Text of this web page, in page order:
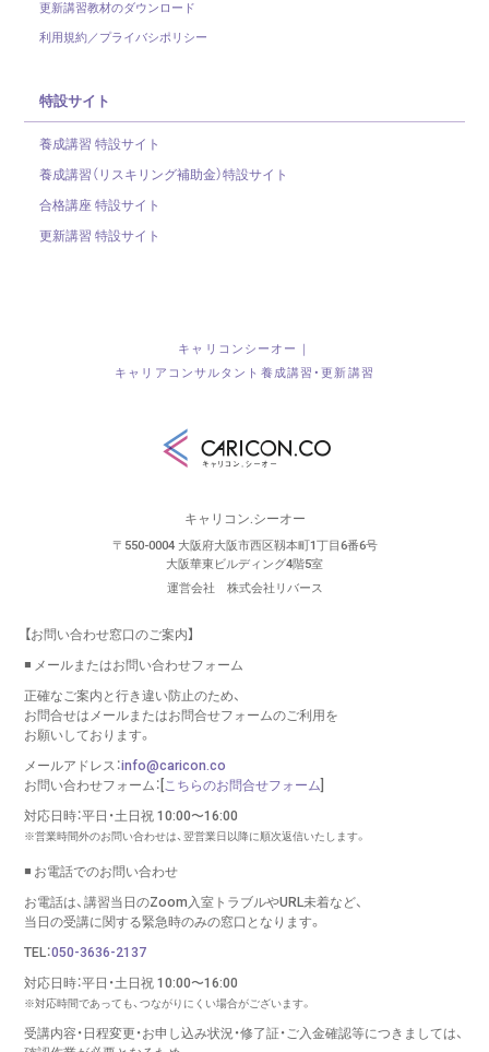
更新講習教材のダウンロード
利用規約／プライバシポリシー
特設サイト
養成講習 特設サイト
養成講習（リスキリング補助金）特設サイト
合格講座 特設サイト
更新講習 特設サイト
キャリコンシーオー｜
キャリアコンサルタント養成講習・更新講習
キャリコン.シーオー
〒550-0004 大阪府大阪市西区靱本町1丁目6番6号
大阪華東ビルディング4階5室
運営会社 株式会社リバース
【お問い合わせ窓口のご案内】
◾️ メールまたはお問い合わせフォーム
正確なご案内と行き違い防止のため、
お問合せはメールまたはお問合せフォームのご利用を
お願いしております。
メールアドレス：info@caricon.co
お問い合わせフォーム：[こちらのお問合せフォーム]
対応日時：平日・土日祝 10:00〜16:00
※営業時間外のお問い合わせは、翌営業日以降に順次返信いたします。
◾️ お電話でのお問い合わせ
お電話は、講習当日のZoom入室トラブルやURL未着など、
当日の受講に関する緊急時のみの窓口となります。
TEL：050-3636-2137
対応日時：平日・土日祝 10:00〜16:00
※対応時間であっても、つながりにくい場合がございます。
受講内容・日程変更・お申し込み状況・修了証・ご入金確認等につきましては、